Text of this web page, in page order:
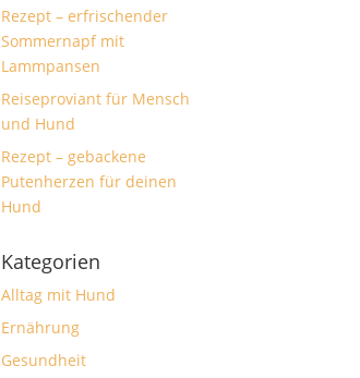
Rezept – erfrischender
Sommernapf mit
Lammpansen
Reiseproviant für Mensch
und Hund
Rezept – gebackene
Putenherzen für deinen
Hund
Kategorien
Alltag mit Hund
Ernährung
Gesundheit